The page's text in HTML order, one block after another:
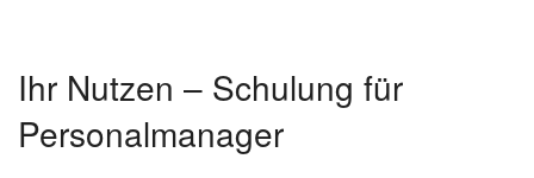
Ihr Nutzen – Schulung für
Personalmanager